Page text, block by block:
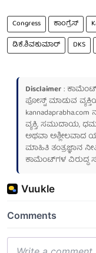
Congress ಕಾಂಗ್ರೆಸ್
ಡಿಕೆ.ಶಿವಕುಮಾರ್
DKS
Disclaimer:
ಪೋಸ್ಟ್ ಮಾಡುವ
kannadaprabha.com
ವ್ಯಕ್ತಿ, ಸಮುದಾಯ,
ಅಥವಾ ಅಶ್ಲೀಲವಾದ
ಮಾಹಿತಿ ತಂತ್ರಜ್ಞಾನ
ಕಾಮೆಂಟ್‌ಗಳ ವಿರುದ್ಧ